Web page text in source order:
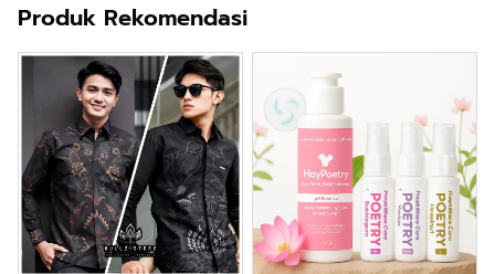
Produk Rekomendasi